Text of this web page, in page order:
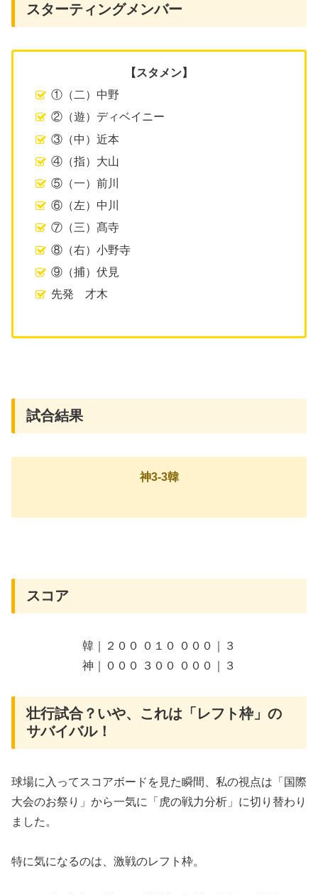
​スターティングメンバー
【スタメン】
①（二）中野
②（遊）ディベイニー
③（中）近本
④（指）大山
⑤（一）前川
⑥（左）中川
⑦（三）髙寺
⑧（右）小野寺
⑨（捕）伏見
先発 才木
​試合結果
神3-3韓
​スコア
韓｜２００ ０１０ ０００｜３
神｜０００ ３００ ０００｜３
​壮行試合？いや、これは「レフト枠」の
サバイバル！
​球場に入ってスコアボードを見た瞬間、私の視点は「国際
大会のお祭り」から一気に「虎の戦力分析」に切り替わり
ました。
​特に気になるのは、激戦のレフト枠。